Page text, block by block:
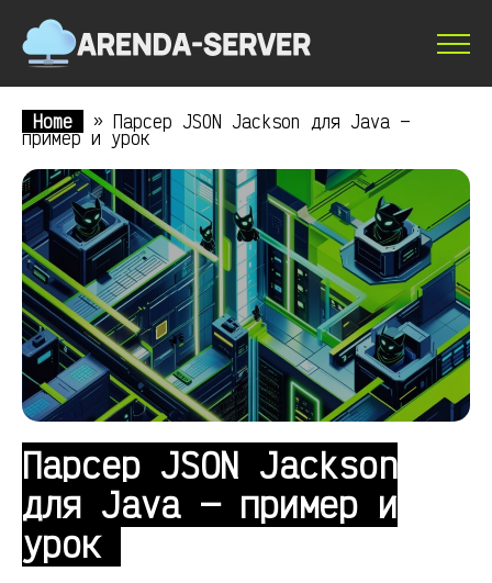
Home » Парсер JSON Jackson для Java —
пример и урок
Парсер JSON Jackson
для Java — пример и
урок